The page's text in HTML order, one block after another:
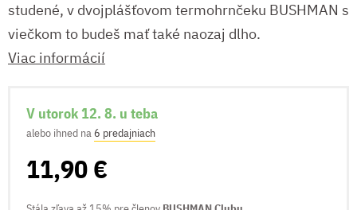
studené, v dvojplášťovom termohrnčeku BUSHMAN s
viečkom to budeš mať také naozaj dlho.
Viac informácií
V utorok 12. 8. u teba
alebo ihned na6 predajniach
11,90 €